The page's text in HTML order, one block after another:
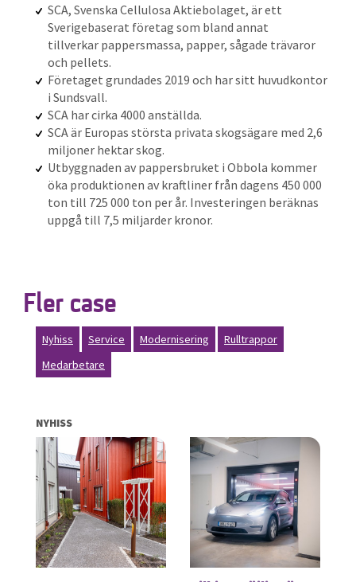
SCA, Svenska Cellulosa Aktiebolaget, är ett
Sverigebaserat företag som bland annat
tillverkar pappersmassa, papper, sågade trävaror
och pellets.
Företaget grundades 2019 och har sitt huvudkontor
i Sundsvall.
SCA har cirka 4000 anställda.
SCA är Europas största privata skogsägare med 2,6
miljoner hektar skog.
Utbyggnaden av pappersbruket i Obbola kommer
öka produktionen av kraftliner från dagens 450 000
ton till 725 000 ton per år. Investeringen beräknas
uppgå till 7,5 miljarder kronor.
Fler case
Nyhiss Service Modernisering
Rulltrappor
Medarbetare
NYHISS